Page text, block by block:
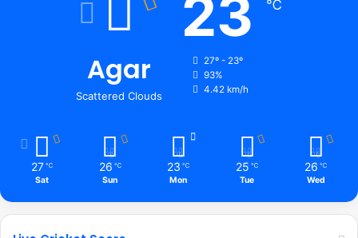
Agar
Scattered Clouds
23 ℃
27º - 23º
93%
4.42 km/h
27 ℃
Sat
26 ℃
Sun
23 ℃
Mon
25 ℃
Tue
26 ℃
Wed